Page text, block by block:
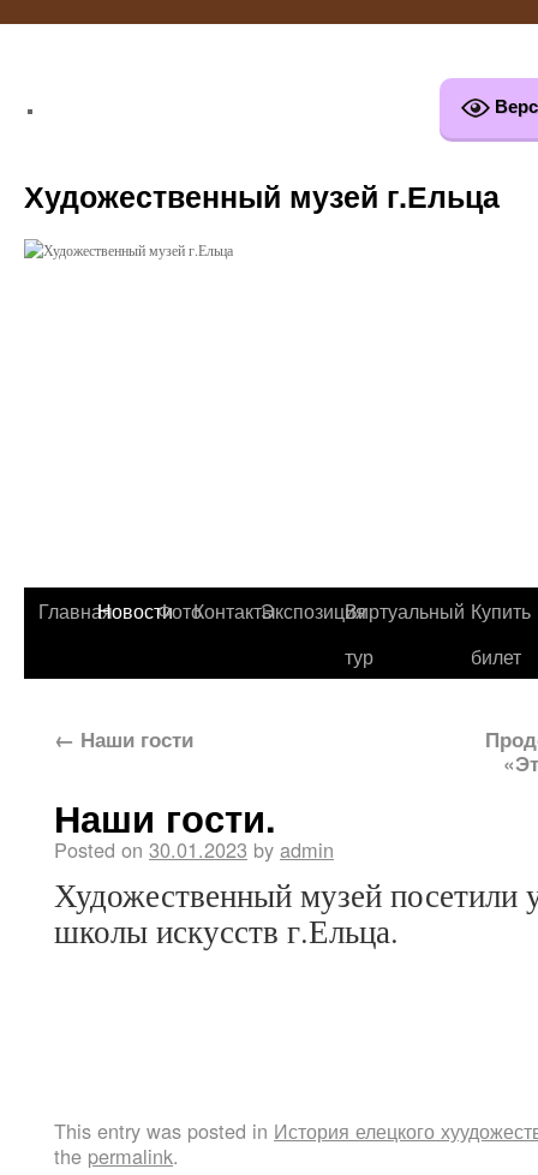
Художественный музей г.Ельца
ГлавнаяНовостиФотоКонтактыЭкспозицияВиртуальный
тур
Купить
билет
← Наши гости
Наши гости.
Posted on 30.01.2023 by admin
Художественный музей посетили
школы искусств г.Ельца.
This entry was posted in История елецкого
the permalink.